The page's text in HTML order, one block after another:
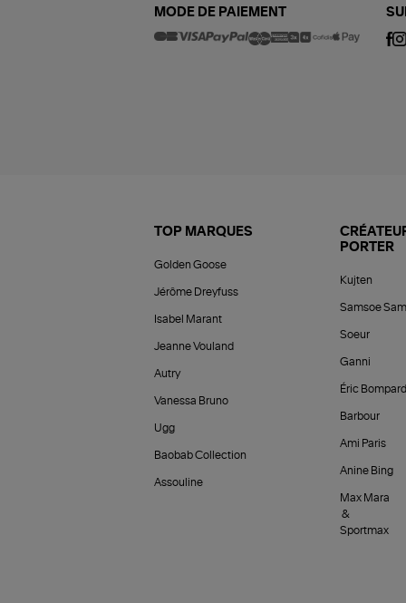
MODE DE PAIEMENT
TOP MARQUES
Golden Goose
Jérôme Dreyfuss
Isabel Marant
Jeanne Vouland
Autry
Vanessa Bruno
Ugg
Baobab Collection
Assouline
PORTER
Kujten
Samsoe
Soeur
Ganni
Éric Bompard
Barbour
Ami Paris
Anine Bing
Max Mara
&
Sportmax